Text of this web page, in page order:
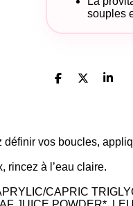
souples
P
g
e
P
g
e
r
P
g
e
vos boucles,
rincez à l’eau claire.
CAPRIC